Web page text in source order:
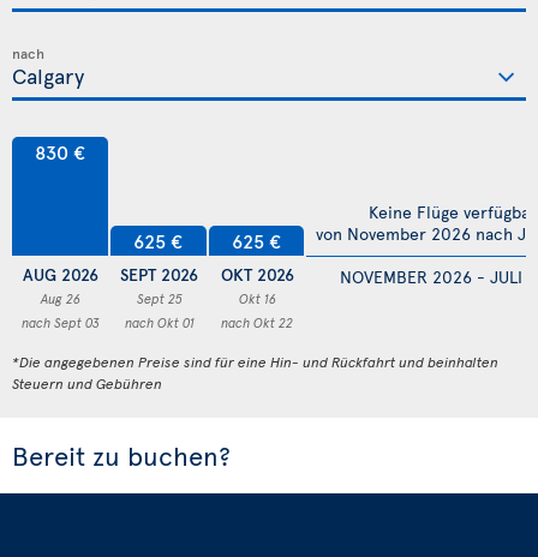
nach
830 €
AUG 2026
Aug 26
nach Sept 03
625 €
SEPT 2026
Sept 25
nach Okt 01
625 €
OKT 2026
Okt 16
nach Okt 22
NOVEMBER 2026 - JULI
Keine Flüge verfügbar
von November 2026 nach
*Die angegebenen Preise sind für eine Hin- und Rückfahrt und beinhalten
Steuern und Gebühren
Bereit zu buchen?